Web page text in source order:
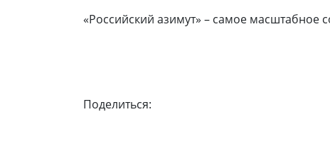
«Российский азимут» – самое
Поделиться: